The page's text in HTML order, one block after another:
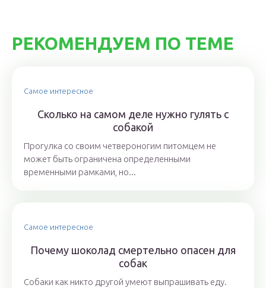
РЕКОМЕНДУЕМ ПО ТЕМЕ
Самое интересное
Сколько на самом деле нужно гулять с
собакой
Прогулка со своим четвероногим питомцем не
может быть ограничена определенными
временными рамками, но...
Самое интересное
Почему шоколад смертельно опасен для
собак
Собаки как никто другой умеют выпрашивать еду.